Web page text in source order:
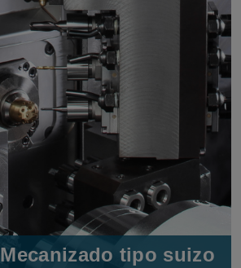
Mecanizado tipo suizo